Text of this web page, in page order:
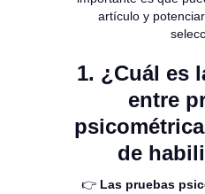
artículo y
1. ¿Cuál es
entre
de
👉Las pruebas